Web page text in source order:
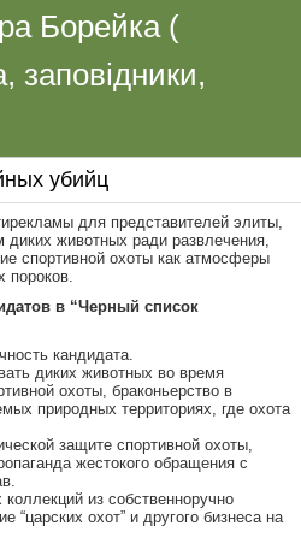
Борейка (
заповідники,
убийц
для представителей элиты,
диких животных ради развлечения,
спортивной охоты как атмосферы
пороков.
в “Черный список
кандидата.
диких животных во время
охоты, браконьерство в
природных территориях, где охота
защите спортивной охоты,
жестокого обращения с
из собственноручно
“царских охот” и другого бизнеса на